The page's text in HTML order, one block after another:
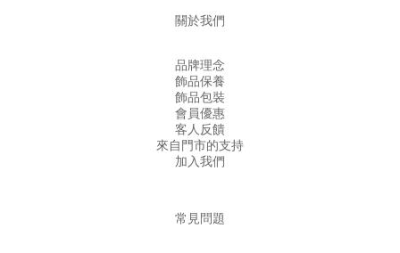
關於我們
品牌理念
飾品保養
飾品包裝
會員優惠
客人反饋
來自門市的支持
加入我們
常見問題